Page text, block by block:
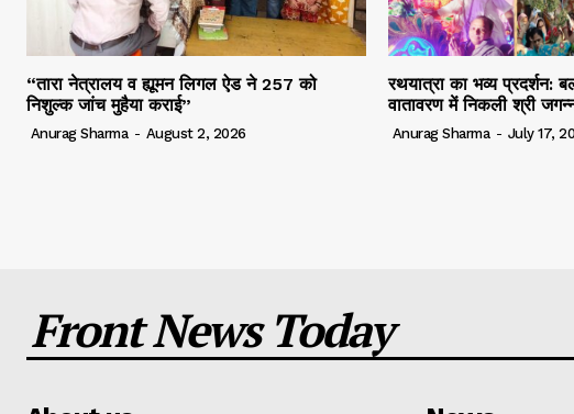
“तारा नेत्रालय व ह्यूमन लिगल ऐड ने 257 को
निशुल्क जांच मुहैया कराई”
Anurag Sharma - August 2, 2026
रथयात्रा का भव्य प्रदर्शन:
वातावरण में निकली श्री
Anurag Sharma - July 17,
Front News Today